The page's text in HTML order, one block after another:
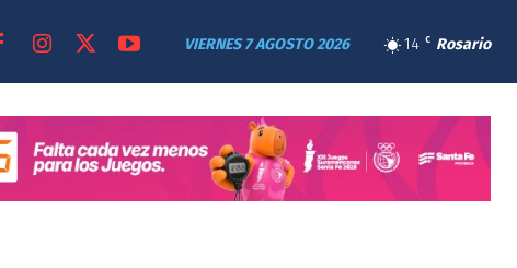
14 C Rosario
VIERNES 7 AGOSTO 2026